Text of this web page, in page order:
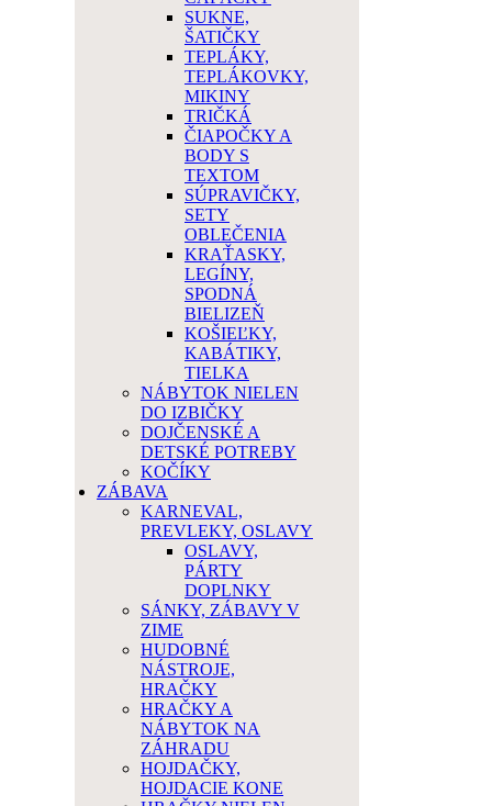
SUKNE,
ŠATIČKY
TEPLÁKY,
TEPLÁKOVKY,
MIKINY
TRIČKÁ
ČIAPOČKY A
BODY S
TEXTOM
SÚPRAVIČKY,
SETY
OBLEČENIA
KRAŤASKY,
LEGÍNY,
SPODNÁ
BIELIZEŇ
KOŠIEĽKY,
KABÁTIKY,
TIELKA
NÁBYTOK NIELEN
DO IZBIČKY
DOJČENSKÉ A
DETSKÉ POTREBY
KOČÍKY
ZÁBAVA
KARNEVAL,
PREVLEKY, OSLAVY
OSLAVY,
PÁRTY
DOPLNKY
SÁNKY, ZÁBAVY V
ZIME
HUDOBNÉ
NÁSTROJE,
HRAČKY
HRAČKY A
NÁBYTOK NA
ZÁHRADU
HOJDAČKY,
HOJDACIE KONE